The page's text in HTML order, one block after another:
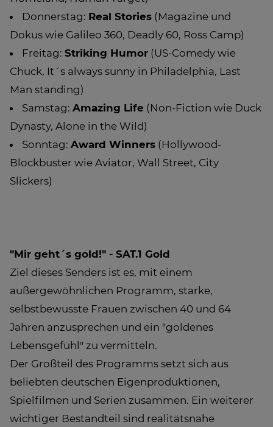
Donnerstag: Real Stories (Magazine und
Dokus wie Galileo 360, Deadly 60, Ross Camp)
Freitag: Striking Humor (US-Comedy wie
Chuck, It´s always sunny in Philadelphia, Last
Man standing)
Samstag: Amazing Life (Non-Fiction wie Duck
Dynasty, Alone in the Wild)
Sonntag: Award Winners (Hollywood-
Blockbuster wie Aviator, Wall Street, City
Slickers)
"Mir geht´s gold!" - SAT.1 Gold
Ziel dieses Senders ist es, mit einem
außergewöhnlichen Programm, starke,
selbstbewusste Frauen zwischen 40 und 64
Jahren anzusprechen und ein "goldenes
Lebensgefühl" zu vermitteln.
Der Großteil des Programms setzt sich aus
beliebten deutschen Eigenproduktionen,
Spielfilmen und Serien zusammen. Ein weiterer
wichtiger Bestandteil sind realitätsnahe